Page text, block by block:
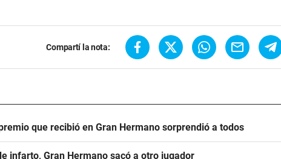
Compartí la nota:
que recibió en Gran Hermano sorprendió a todos
infarto, Gran Hermano sacó a otro jugador